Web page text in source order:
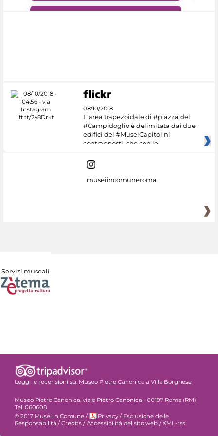
08/10/2018
L'area trapezoidale di #piazza del
#Campidoglio è delimitata dai due
edifici dei #MuseiCapitolini
contrapposti, che con le
museiincomuneroma
Servizi museali
Leggi le recensioni su: Museo Pietro Canonica a Villa Borghese
Museo Pietro Canonica, viale Pietro Canonica - 00197 Roma (RM)
Tel. 060608
© 2017 Musei in Comune / Privacy / Esclusione delle
Responsabilità / Credits / Accessibilità del sito web / XML-rss